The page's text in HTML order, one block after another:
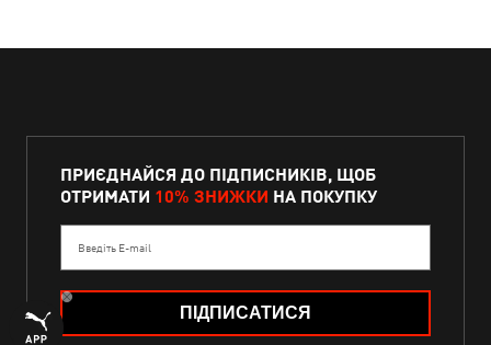
ПРИЄДНАЙСЯ ДО ПІДПИСНИКІВ, ЩОБ
ОТРИМАТИ 10% ЗНИЖКИ НА ПОКУПКУ
Введіть E-mail
ПІДПИСАТИСЯ